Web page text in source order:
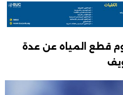
اليوم قطع المياه عن عدة